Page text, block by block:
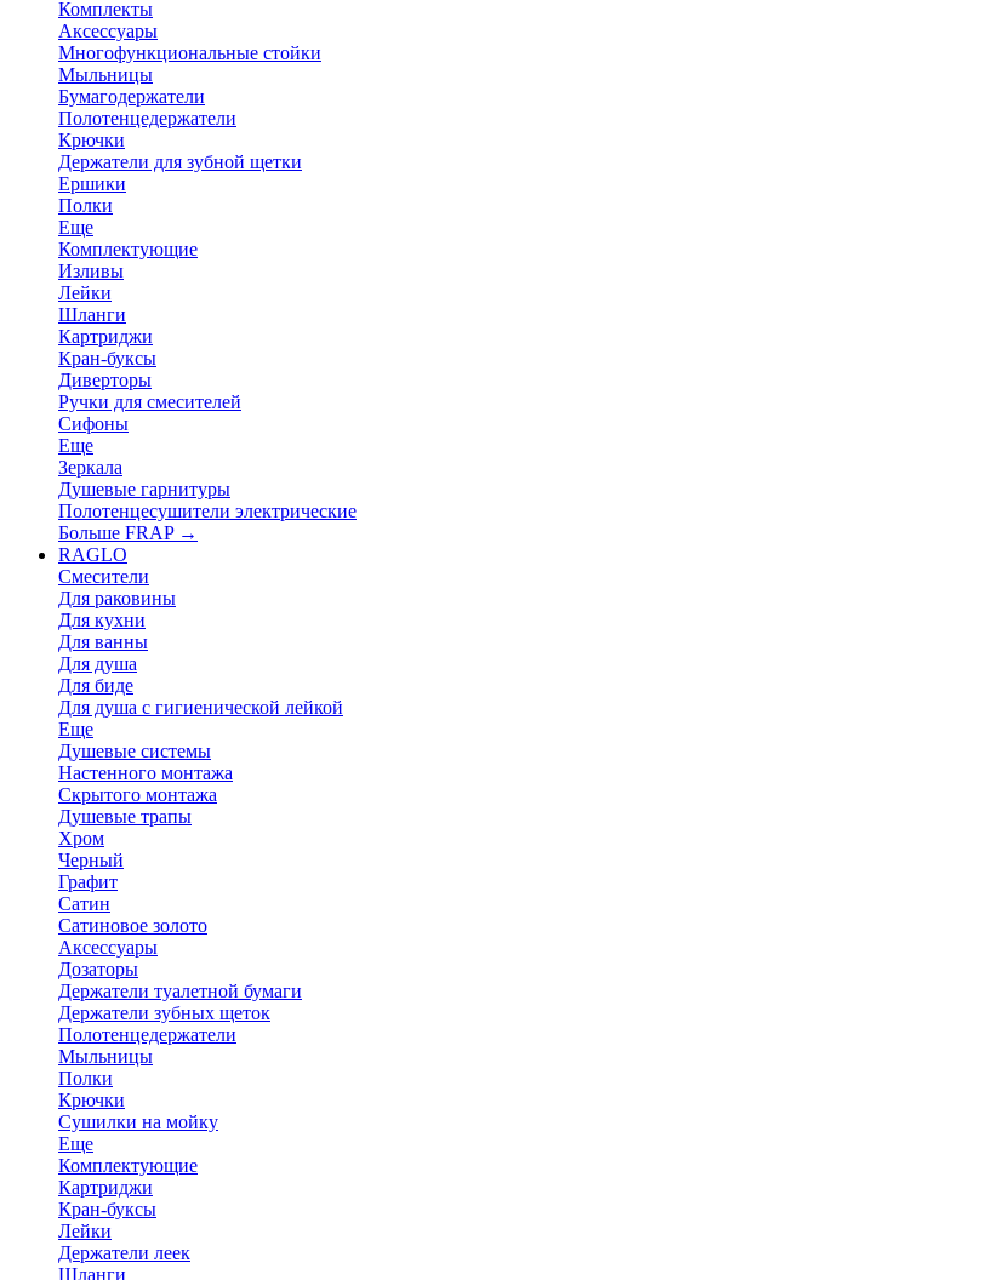
Комплекты
Аксессуары
Многофункциональные стойки
Мыльницы
Бумагодержатели
Полотенцедержатели
Крючки
Держатели для зубной щетки
Ершики
Полки
Еще
Комплектующие
Изливы
Лейки
Шланги
Картриджи
Кран-буксы
Диверторы
Ручки для смесителей
Сифоны
Еще
Зеркала
Душевые гарнитуры
Полотенцесушители электрические
Больше FRAP →
RAGLO
Смесители
Для раковины
Для кухни
Для ванны
Для душа
Для биде
Для душа с гигиенической лейкой
Еще
Душевые системы
Настенного монтажа
Скрытого монтажа
Душевые трапы
Хром
Черный
Графит
Сатин
Сатиновое золото
Аксессуары
Дозаторы
Держатели туалетной бумаги
Держатели зубных щеток
Полотенцедержатели
Мыльницы
Полки
Крючки
Сушилки на мойку
Еще
Комплектующие
Картриджи
Кран-буксы
Лейки
Держатели леек
Шланги